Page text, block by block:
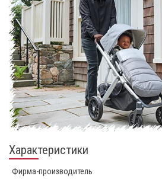
Характеристики
Фирма-производитель